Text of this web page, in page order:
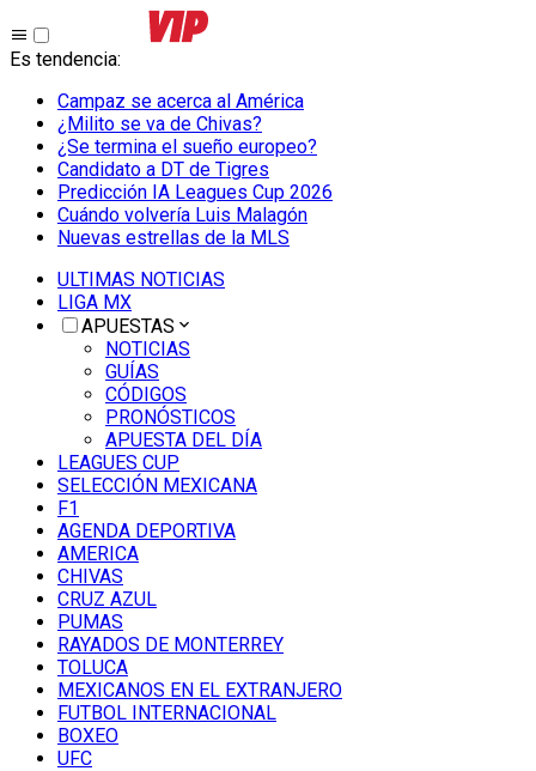
Es tendencia:
Campaz se acerca al América
¿Milito se va de Chivas?
¿Se termina el sueño europeo?
Candidato a DT de Tigres
Predicción IA Leagues Cup 2026
Cuándo volvería Luis Malagón
Nuevas estrellas de la MLS
ULTIMAS NOTICIAS
LIGA MX
APUESTAS
NOTICIAS
GUÍAS
CÓDIGOS
PRONÓSTICOS
APUESTA DEL DÍA
LEAGUES CUP
SELECCIÓN MEXICANA
F1
AGENDA DEPORTIVA
AMERICA
CHIVAS
CRUZ AZUL
PUMAS
RAYADOS DE MONTERREY
TOLUCA
MEXICANOS EN EL EXTRANJERO
FUTBOL INTERNACIONAL
BOXEO
UFC